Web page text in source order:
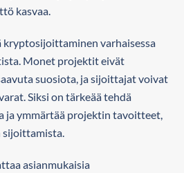
kasvaa.
kryptosijoittaminen varhaisessa
Monet projektit eivät
suosiota, ja sijoittajat voivat
Siksi on tärkeää tehdä
ja ymmärtää projektin tavoitteet,
sijoittamista.
asianmukaisia